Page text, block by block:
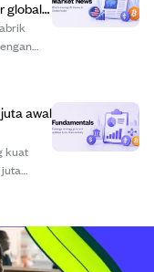
global
untuk
awal
kuat
hari.